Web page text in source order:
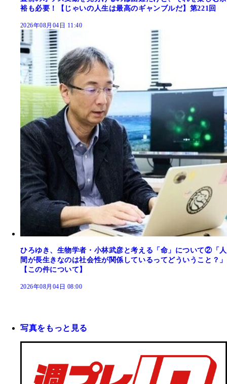
裕も必要！【じゃいの人生は最高のギャンブルだ】第221回
2026年08月04日 11:40
ひろゆき、生物学者・小林武彦と考える「命」について②「人
間が長生きなのは社会性が関係しているってどういうこと？」
【この件について】
2026年08月04日 08:00
写真をもっと見る